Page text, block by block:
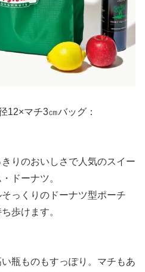
12×マチ3㎝バッグ：
りのおいしさで人気のスイー
ドーナツ。
っくりのドーナツ型ポーチ
歩けます。
瓶ものもすっぽり。マチもあ